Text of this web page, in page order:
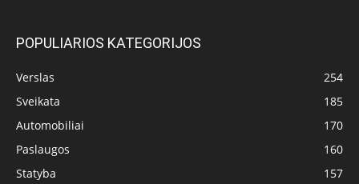
POPULIARIOS KATEGORIJOS
Verslas
254
Sveikata
185
Automobiliai
170
Paslaugos
160
Statyba
157